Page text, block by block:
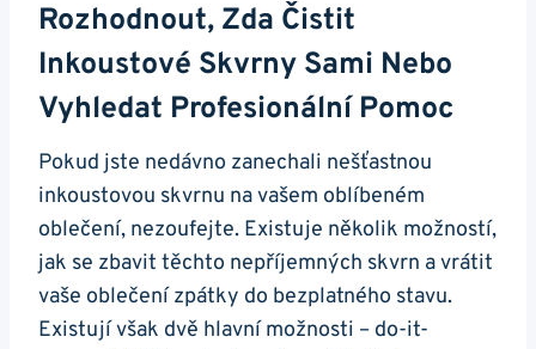
Rozhodnout, Zda Čistit
Inkoustové Skvrny Sami Nebo
Vyhledat Profesionální Pomoc
Pokud jste nedávno zanechali nešťastnou
inkoustovou skvrnu na vašem oblíbeném
oblečení, nezoufejte. Existuje několik možností,
jak se zbavit těchto nepříjemných skvrn a vrátit
vaše oblečení zpátky do bezplatného stavu.
Existují však dvě hlavní možnosti – do-it-